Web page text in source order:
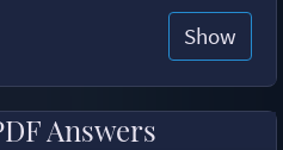
Show
Answers